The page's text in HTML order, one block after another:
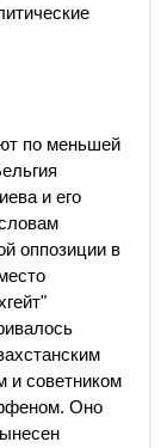
по меньшей
и его
оппозиции в
и советником
Оно